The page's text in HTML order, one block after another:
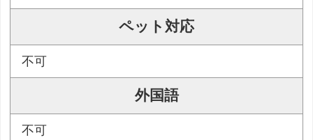
ペット対応
不可
外国語
不可